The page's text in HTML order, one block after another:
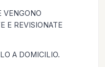
VENGONO
E REVISIONATE
A DOMICILIO.